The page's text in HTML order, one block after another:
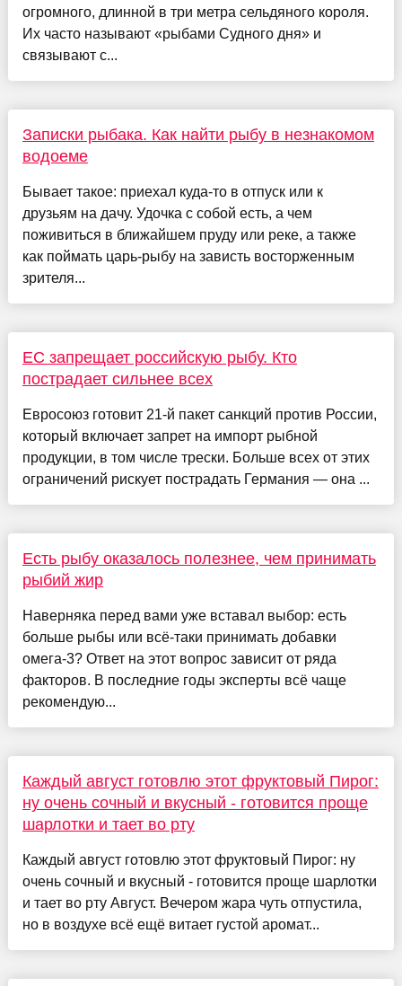
огромного, длинной в три метра сельдяного короля.
Их часто называют «рыбами Судного дня» и
связывают с...
Записки рыбака. Как найти рыбу в незнакомом
водоеме
Бывает такое: приехал куда-то в отпуск или к
друзьям на дачу. Удочка с собой есть, а чем
поживиться в ближайшем пруду или реке, а также
как поймать царь-рыбу на зависть восторженным
зрителя...
ЕС запрещает российскую рыбу. Кто
пострадает сильнее всех
Евросоюз готовит 21-й пакет санкций против России,
который включает запрет на импорт рыбной
продукции, в том числе трески. Больше всех от этих
ограничений рискует пострадать Германия — она ...
Есть рыбу оказалось полезнее, чем принимать
рыбий жир
Наверняка перед вами уже вставал выбор: есть
больше рыбы или всё-таки принимать добавки
омега-3? Ответ на этот вопрос зависит от ряда
факторов. В последние годы эксперты всё чаще
рекомендую...
Каждый август готовлю этот фруктовый Пирог:
ну очень сочный и вкусный - готовится проще
шарлотки и тает во рту
Каждый август готовлю этот фруктовый Пирог: ну
очень сочный и вкусный - готовится проще шарлотки
и тает во рту Август. Вечером жара чуть отпустила,
но в воздухе всё ещё витает густой аромат...